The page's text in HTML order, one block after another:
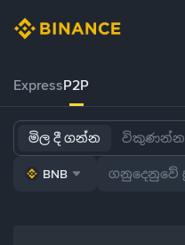
ExpressP2P
මිල දී ගන්න විකුණන්න
BNB